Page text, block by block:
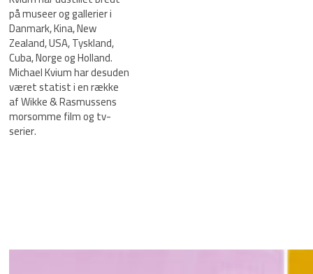
på museer og gallerier i
Danmark, Kina, New
Zealand, USA, Tyskland,
Cuba, Norge og Holland.
Michael Kvium har desuden
været statist i en række
af Wikke & Rasmussens
morsomme film og tv-
serier.